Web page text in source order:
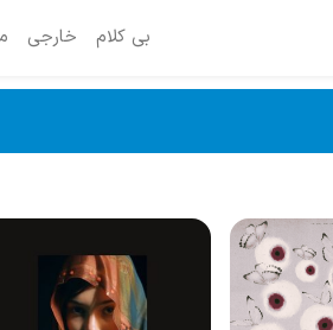
بی کلام خارجی